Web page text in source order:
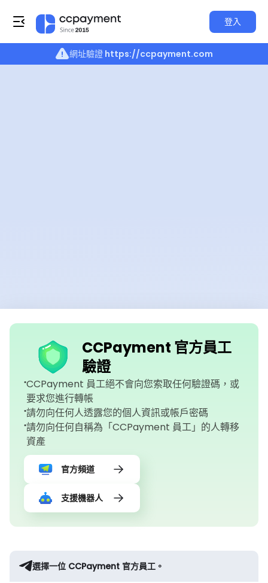
登入
網址驗證 https://ccpayment.com
CCPayment 官方員工
驗證
CCPayment 員工絕不會向您索取任何驗證碼，或
要求您進行轉帳
請勿向任何人透露您的個人資訊或帳戶密碼
請勿向任何自稱為「CCPayment 員工」的人轉移
資產
官方頻道
支援機器人
選擇一位 CCPayment 官方員工。